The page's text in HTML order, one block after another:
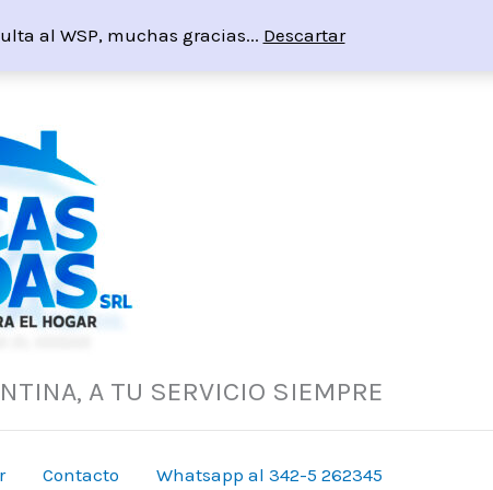
al WSP, muchas gracias... Descartar
A TU SERVICIO SIEMPRE
Contacto Whatsapp al 342-5 262345